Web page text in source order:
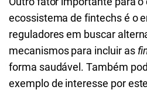
ecossistema de fintechs é o
reguladores em buscar
mecanismos para incluir as
forma saudável. Também
exemplo de interesse por